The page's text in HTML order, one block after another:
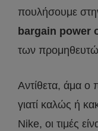
πουλήσουμε
bargain power
των
Αντίθετα, άμα ο
γιατί καλώς ή
Nike, οι τιμές